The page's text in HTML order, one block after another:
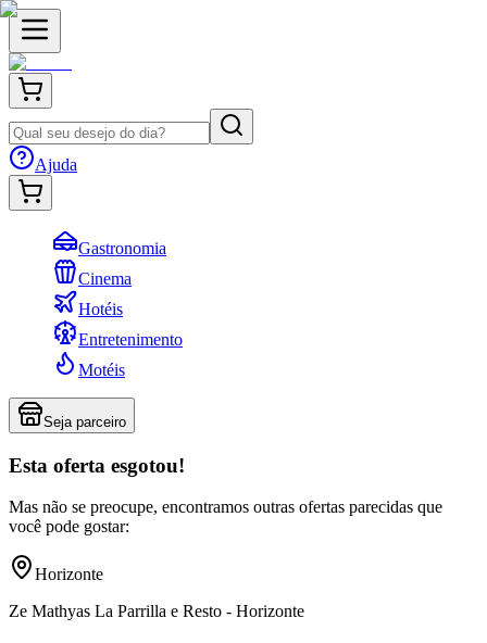
Ajuda
Gastronomia
Cinema
Hotéis
Entretenimento
Motéis
Seja parceiro
Esta oferta esgotou!
Mas não se preocupe, encontramos outras ofertas parecidas que
você pode gostar:
Horizonte
Ze Mathyas La Parrilla e Resto - Horizonte